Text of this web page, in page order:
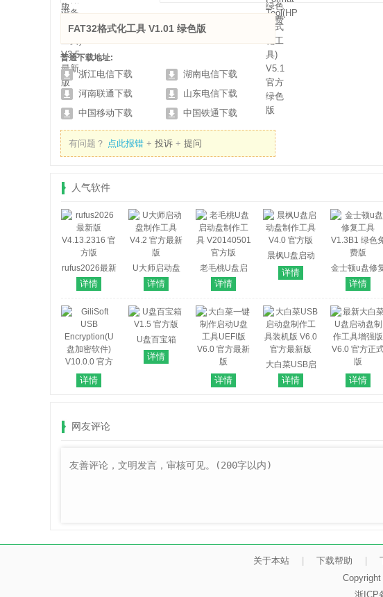
FAT32格式化工具 V1.01 绿色版
普通下载地址:
浙江电信下载
湖南电信下载
河南联通下载
山东电信下载
中国移动下载
中国铁通下载
有问题？ 点此报错 + 投诉 + 提问
人气软件
rufus2026最新
版 V4.13.2316
官方版
详情
U大师启动盘
制作工具 V4.2
官方最新版
详情
老毛桃U盘启
动盘制作工具
V20140501 官
方版
详情
晨枫U盘启动
盘制作工具
V4.0 官方版
详情
金士顿u盘修
工具 V1.3B1
绿色免费版
详情
GiliSoft USB
V10.0.0 官方
详情
U盘百宝箱
V1.5 官方版
详情
大白菜一键制
作启动U盘工
详情
大白菜USB启
动盘制作工具
装机版 V6.0 官
详情
最新大白菜U
盘启动盘制作
详情
网友评论
关于本站 下载帮助
浙ICP